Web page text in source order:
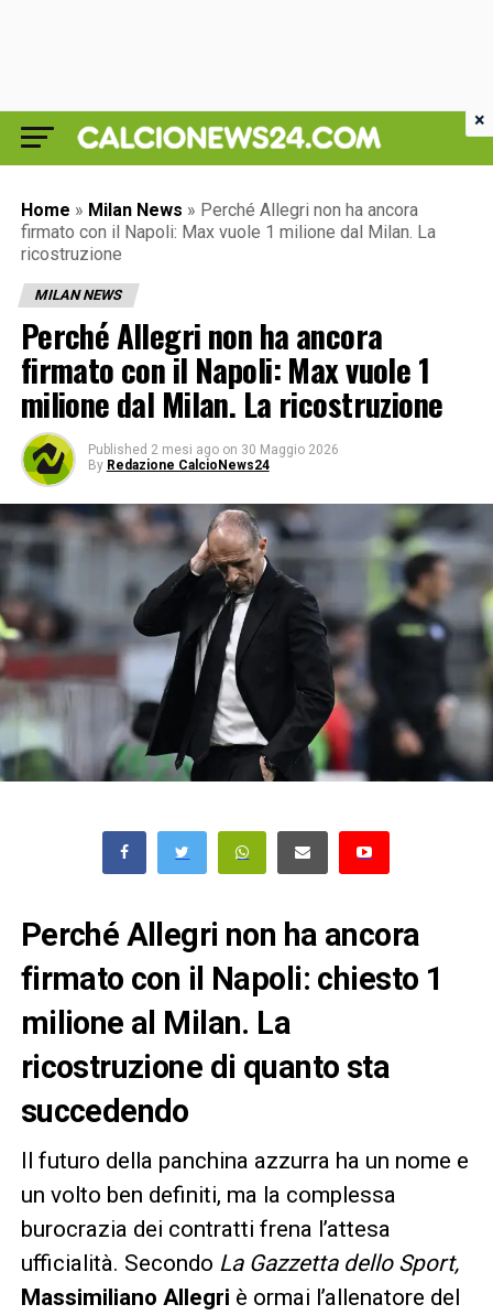
Home » Milan News » Perché Allegri non ha ancora
firmato con il Napoli: Max vuole 1 milione dal Milan. La
ricostruzione
MILAN NEWS
Perché Allegri non ha ancora
firmato con il Napoli: Max vuole 1
milione dal Milan. La ricostruzione
Published 2 mesi ago on 30 Maggio 2026
By Redazione CalcioNews24
Perché Allegri non ha ancora
firmato con il Napoli: chiesto 1
milione al Milan. La
ricostruzione di quanto sta
succedendo
Il futuro della panchina azzurra ha un nome e
un volto ben definiti, ma la complessa
burocrazia dei contratti frena l’attesa
ufficialità. Secondo La Gazzetta dello Sport,
Massimiliano Allegri è ormai l’allenatore del
×